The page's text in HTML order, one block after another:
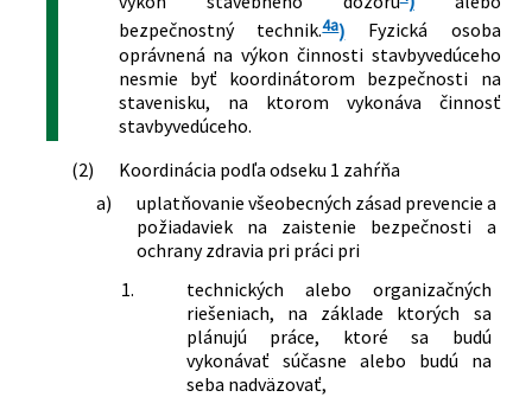
bezpečnostný technik.4a) Fyzická osoba
oprávnená na výkon činnosti stavbyvedúceho
nesmie byť koordinátorom bezpečnosti na
stavenisku, na ktorom vykonáva činnosť
stavbyvedúceho.
(2)
Koordinácia podľa odseku 1 zahŕňa
a)
uplatňovanie všeobecných zásad prevencie a
požiadaviek na zaistenie bezpečnosti a
ochrany zdravia pri práci pri
1.
technických alebo organizačných
riešeniach, na základe ktorých sa
plánujú práce, ktoré sa budú
vykonávať súčasne alebo budú na
seba nadväzovať,